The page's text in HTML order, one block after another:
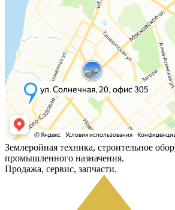
Землеройная техника, строительное
промышленного назначения.
Продажа, сервис, запчасти.